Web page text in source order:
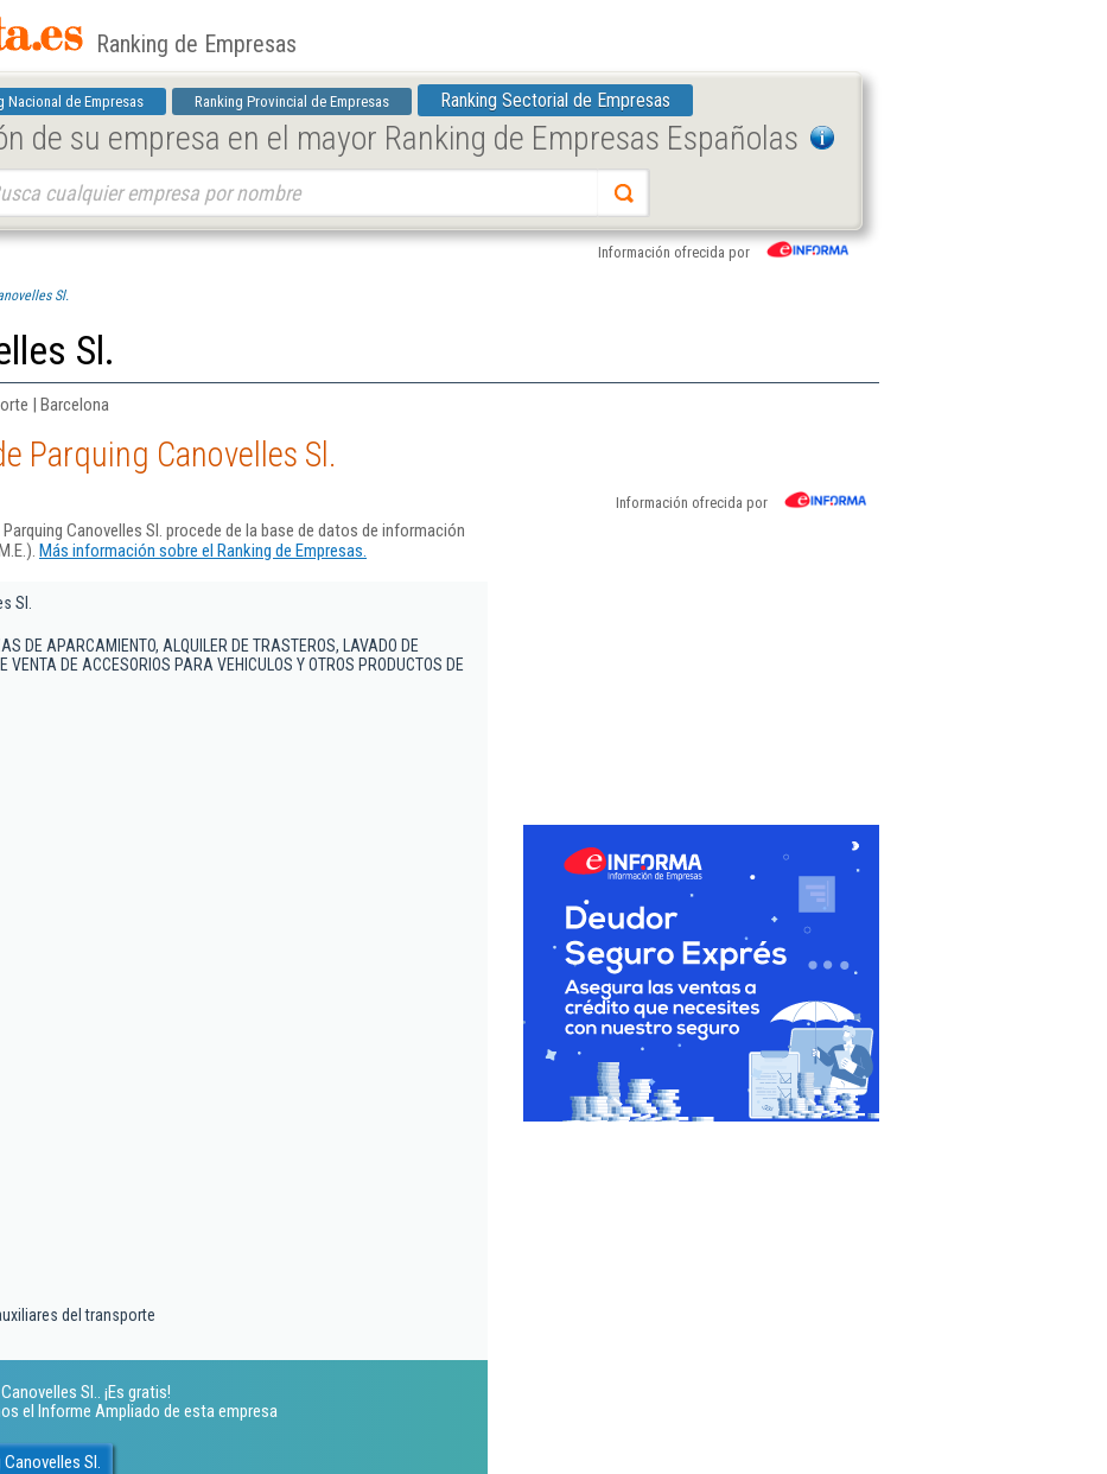
Ranking de Empresas
Nacional de Empresas Ranking Provincial de Empresas Ranking Sectorial de Empresas
de su empresa en el mayor Ranking de Empresas Españolas
Información ofrecida por
Sl.
Sl.
| Barcelona
Parquing Canovelles Sl.
Información ofrecida por
Canovelles Sl. procede de la base de datos de información
Más información sobre el Ranking de Empresas.
Sl.
DE APARCAMIENTO, ALQUILER DE TRASTEROS, LAVADO DE
VENTA DE ACCESORIOS PARA VEHICULOS Y OTROS PRODUCTOS DE
del transporte
Sl.. ¡Es gratis!
el Informe Ampliado de esta empresa
Sl.